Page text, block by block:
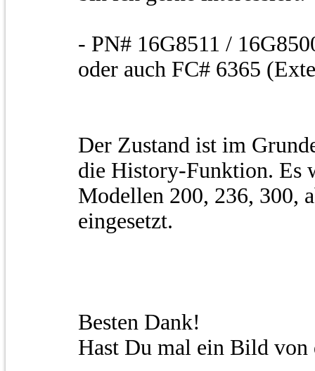
- PN# 16G8511 /
oder auch FC# 6365
Der Zustand ist im
die History-Funktion. Es
Modellen 200, 236, 300,
eingesetzt.
Besten Dank!
Hast Du mal ein Bild